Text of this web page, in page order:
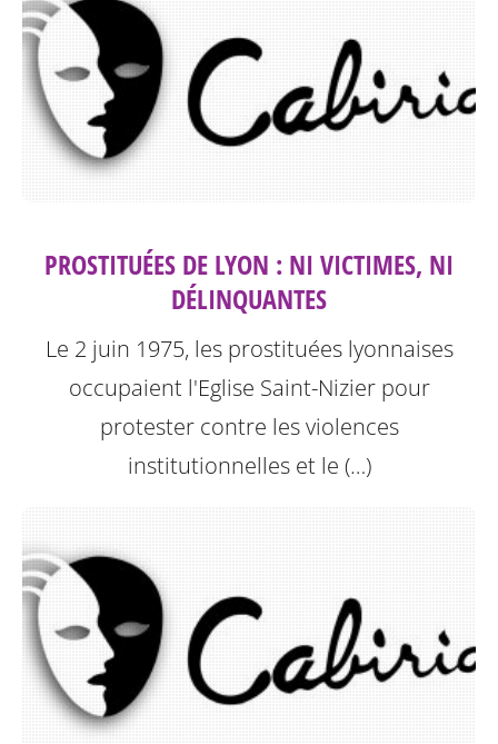
PROSTITUÉES DE LYON : NI VICTIMES, NI
DÉLINQUANTES
Le 2 juin 1975, les prostituées lyonnaises
occupaient l'Eglise Saint-Nizier pour
protester contre les violences
institutionnelles et le (…)